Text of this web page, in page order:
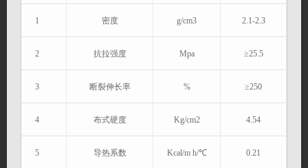
网址：http://www.hmhsjx.com/
联系我们
1 密度 g/cm3 2.1-2.3
2 抗拉强度 Mpa ≥25.5
3 断裂伸长率 % ≥250
4 布式硬度 Kg/cm2 4.54
5 导热系数 Kcal/m h/℃ 0.21